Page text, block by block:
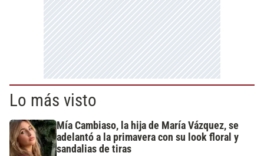
Lo más visto
Mía Cambiaso, la hija de María Vázquez, se
adelantó a la primavera con su look floral y
sandalias de tiras